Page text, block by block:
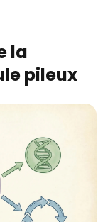
la
pileux